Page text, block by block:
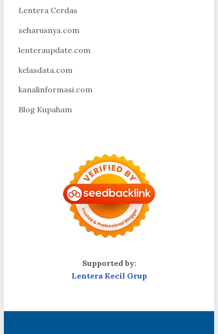
Lentera Cerdas
seharusnya.com
lenteraupdate.com
kelasdata.com
kanalinformasi.com
Blog Kupaham
Supported by:
Lentera Kecil Grup